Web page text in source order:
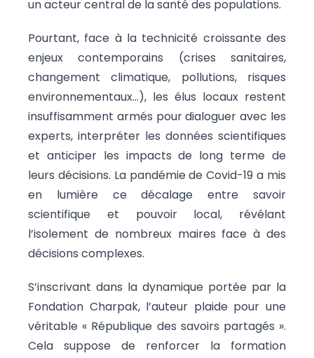
un acteur central de la santé des populations.
Pourtant, face à la technicité croissante des
enjeux contemporains (crises sanitaires,
changement climatique, pollutions, risques
environnementaux…), les élus locaux restent
insuffisamment armés pour dialoguer avec les
experts, interpréter les données scientifiques
et anticiper les impacts de long terme de
leurs décisions. La pandémie de Covid-19 a mis
en lumière ce décalage entre savoir
scientifique et pouvoir local, révélant
l’isolement de nombreux maires face à des
décisions complexes.
S’inscrivant dans la dynamique portée par la
Fondation Charpak, l’auteur plaide pour une
véritable « République des savoirs partagés ».
Cela suppose de renforcer la formation